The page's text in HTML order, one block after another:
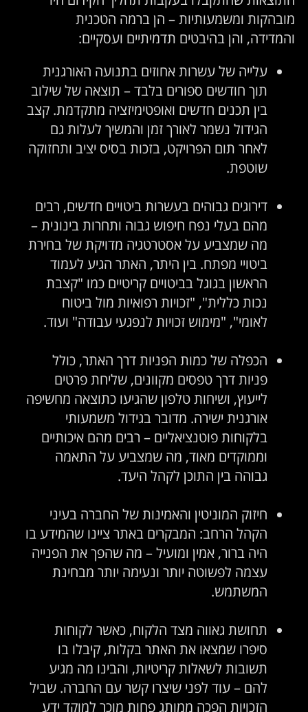
מובהקות ומשמעותיות – הן ברמה הטכנית
והמדידה, והן בהיבטים תדמיתיים ועסקיים:
עלייה של עשרות אחוזים בתנועה האורגנית
תוך חודשים ספורים בלבד – תוצאה של שילוב
בין תכנים חדשים ואופטימיזציה מתקדמת. קצב
הגידול נשמר לאורך זמן והמשיך לעלות גם
לאחר תום הפרויקט, בזכות בסיס יציב ותחזוקה
שוטפת.
דירוגים גבוהים בעשרות ביטויים חדשים, רבים
מהם בעלי נפח חיפוש גבוה ותחרות בינונית –
מה שמצביע על אסטרטגיה מדויקת של בחירת
ביטויי מפתח. בין היתר, האתר הגיע לעמוד
הראשון בגוגל בביטויים קריטיים כמו "קצבת
נכות כללית", "זכויות רפואיות מול ביטוח
לאומי", "מימוש זכויות לנפגעי עבודה" ועוד.
הכפלה של כמות הפניות דרך האתר, כולל
פניות דרך טפסים מקוונים, שליחת פרטים
לייעוץ, ושיחות טלפון שהגיעו כתוצאה מחשיפה
אורגנית ישירה. מדובר בגידול משמעותי
בלקוחות פוטנציאליים – רבים מהם איכותיים
וממוקדים מאוד, מה שמצביע על התאמה
גבוהה בין התוכן לקהל היעד.
חיזוק המוניטין והאמינות של החברה בעיני
הקהל הרחב: המבקרים באתר ציינו שהמידע בו
היה ברור, אמין ומועיל – מה שהפך את הפנייה
עצמה לפשוטה יותר ונעימה יותר מבחינת
המשתמש.
תחושת גאווה מצד הלקוח, כאשר לקוחות
סיפרו שמצאו את האתר בקלות, קיבלו בו
תשובות לשאלות קריטיות, והבינו מה מגיע
להם – עוד לפני שיצרו קשר עם החברה. שביל
הזכויות הפכה ממותג פחות מוכר למוקד ידע